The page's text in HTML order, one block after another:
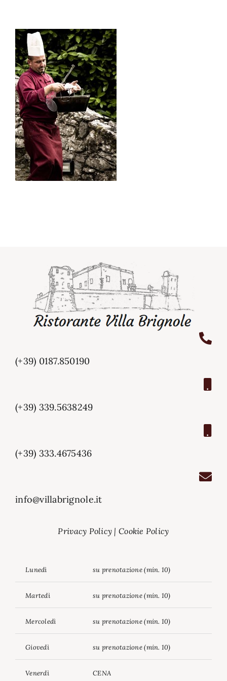
Contatti
(+39) 0187.850190
(+39) 339.5638249
(+39) 333.4675436
info@villabrignole.it
Privacy Policy |Cookie Policy
Lunedì su prenotazione (min. 10)
Martedì su prenotazione (min. 10)
Mercoledì su prenotazione (min. 10)
Giovedì su prenotazione (min. 10)
Venerdì CENA